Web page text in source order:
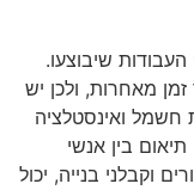
שיבוצעו.
מאחרות, ולכן יש
חשמל ואינסטלציה
בין אנשי
וקבלני בנייה, יכול